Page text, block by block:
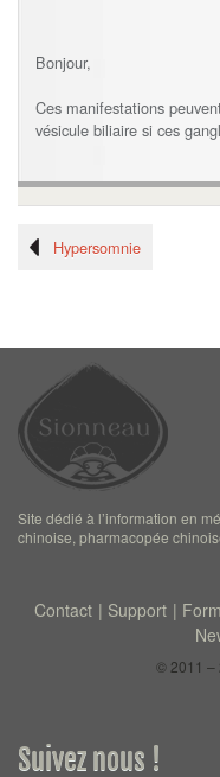
Bonjour,
Ces manifestations
vésicule biliaire si ces
Hypersomnie
Site dédié à l’information en
chinoise, pharmacopée
Contact Support
© 2011 –
Suivez nous !